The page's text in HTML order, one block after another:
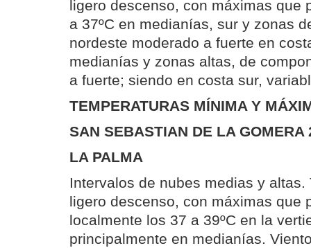
ligero descenso, con máximas que
a 37ºC en medianías, sur y zonas
nordeste moderado a fuerte en
medianías y zonas altas, de
a fuerte; siendo en costa sur,
TEMPERATURAS MÍNIMA Y
SAN SEBASTIAN DE LA GOMERA
LA PALMA
Intervalos de nubes medias y altas.
ligero descenso, con máximas que
localmente los 37 a 39ºC en la
principalmente en medianías.